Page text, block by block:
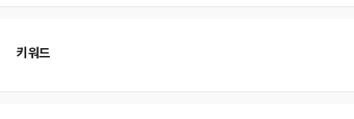
찾기
키워드